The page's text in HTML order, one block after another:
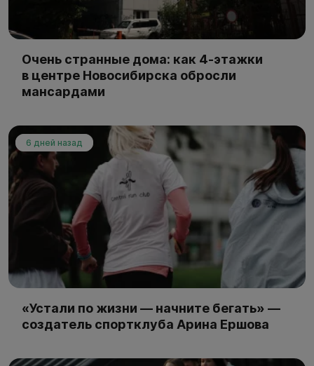
Очень странные дома: как 4-этажки
в центре Новосибирска обросли
мансардами
6 дней назад
«Устали по жизни — начните бегать» —
создатель спортклуба Арина Ершова